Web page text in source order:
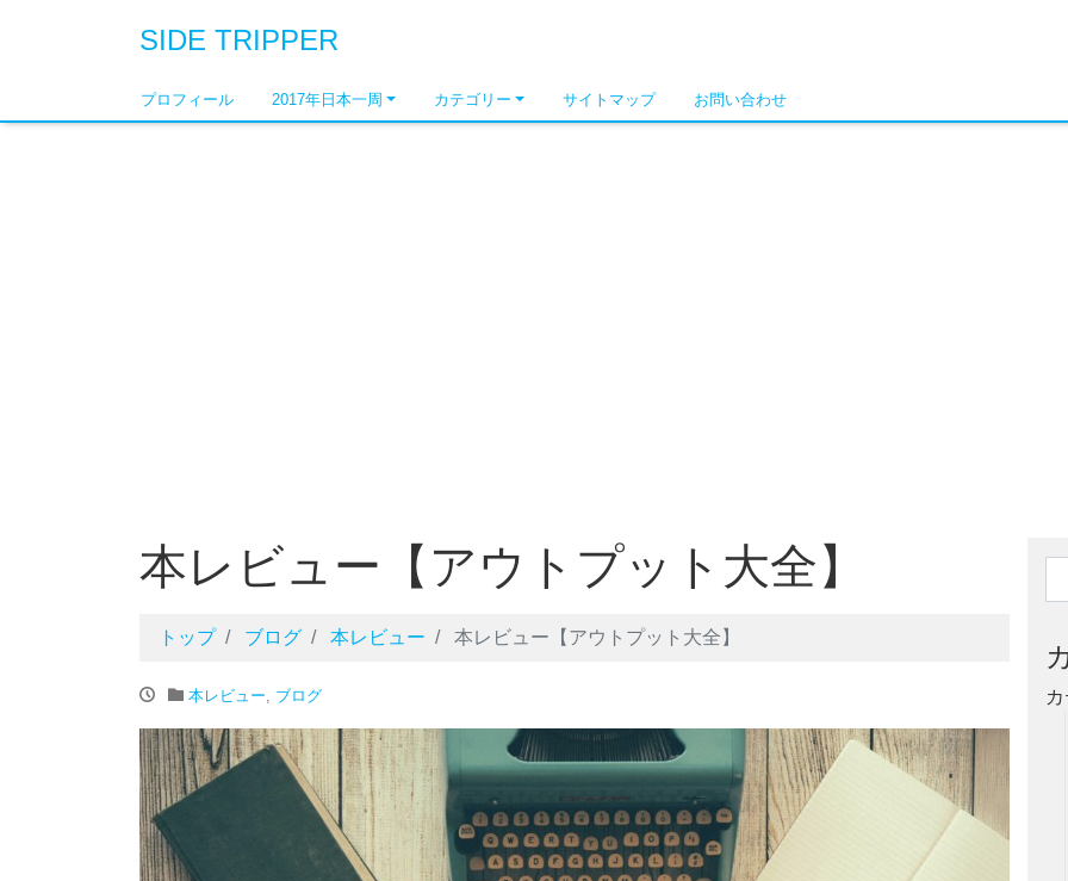
SIDE TRIPPER
プロフィール 2017年日本一周 カテゴリー サイトマップ お問い合わせ
本レビュー【アウトプット大全】
トップ ブログ 本レビュー 本レビュー【アウトプット大全】
本レビュー ブログ